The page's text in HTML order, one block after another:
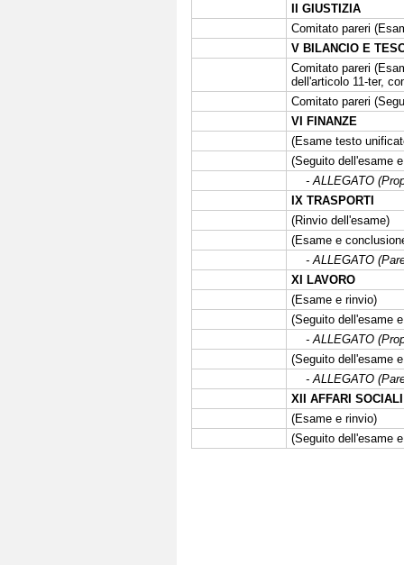
II GIUSTIZIA
Comitato pareri
V BILANCIO E
Comitato pareri
dell'articolo 11-ter,
Comitato pareri
VI FINANZE
(Esame testo
(Seguito dell'esame
- ALLEGATO
IX TRASPORTI
(Rinvio dell'esame)
(Esame e
- ALLEGATO
XI LAVORO
(Esame e rinvio)
(Seguito dell'esame
- ALLEGATO
(Seguito dell'esame
- ALLEGATO
XII AFFARI SOCIALI
(Esame e rinvio)
(Seguito dell'esame